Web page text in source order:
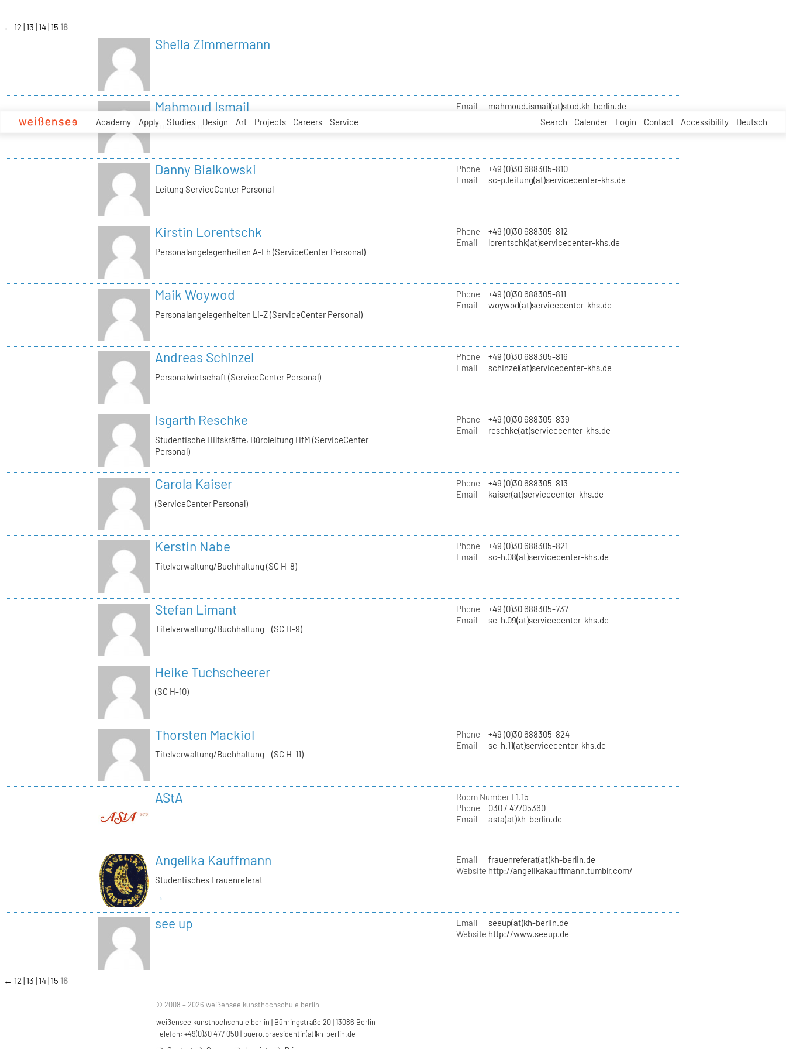
Academy Apply Studies Design Art Projects Careers Service Search Calender Login Contact Accessibility Deutsch
← 12 13 14 15 16
Sheila Zimmermann
Mahmoud Ismail
Tutor Tonstudio
Email mahmoud.ismail(at)stud.kh-berlin.de
Danny Bialkowski
Leitung ServiceCenter Personal
Phone
+49 (0)30 688305-810
Email
sc-p.leitung(at)servicecenter-khs.de
Kirstin Lorentschk
Personalangelegenheiten A-Lh (ServiceCenter Personal)
Phone
+49 (0)30 688305-812
Email
lorentschk(at)servicecenter-khs.de
Maik Woywod
Personalangelegenheiten Li-Z (ServiceCenter Personal)
Phone
+49 (0)30 688305-811
Email
woywod(at)servicecenter-khs.de
Andreas Schinzel
Personalwirtschaft (ServiceCenter Personal)
Phone
+49 (0)30 688305-816
Email
schinzel(at)servicecenter-khs.de
Isgarth Reschke
Studentische Hilfskräfte, Büroleitung HfM (ServiceCenter
Personal)
Phone
+49 (0)30 688305-839
Email
reschke(at)servicecenter-khs.de
Carola Kaiser
(ServiceCenter Personal)
Phone
+49 (0)30 688305-813
Email
kaiser(at)servicecenter-khs.de
Kerstin Nabe
Titelverwaltung/Buchhaltung (SC H-8)
Phone
+49 (0)30 688305-821
Email
sc-h.08(at)servicecenter-khs.de
Stefan Limant
Titelverwaltung/Buchhaltung (SC H-9)
Phone
+49 (0)30 688305-737
Email
sc-h.09(at)servicecenter-khs.de
Heike Tuchscheerer
(SC H-10)
Thorsten Mackiol
Titelverwaltung/Buchhaltung (SC H-11)
Phone
+49 (0)30 688305-824
Email
sc-h.11(at)servicecenter-khs.de
AStA Room NumberF1.15
Phone
030 / 47705360
Email
asta(at)kh-berlin.de
Angelika Kauffmann
Studentisches Frauenreferat
→
Email
frauenreferat(at)kh-berlin.de
Website http://angelikakauffmann.tumblr.com/
see up Email
seeup(at)kh-berlin.de
Website http://www.seeup.de
← 12 13 14 15 16
© 2008 – 2026 weißensee kunsthochschule berlin
weißensee kunsthochschule berlin | Bühringstraße 20 | 13086 Berlin
Telefon: +49(0)30 477 050 | buero.praesidentin(at)kh-berlin.de